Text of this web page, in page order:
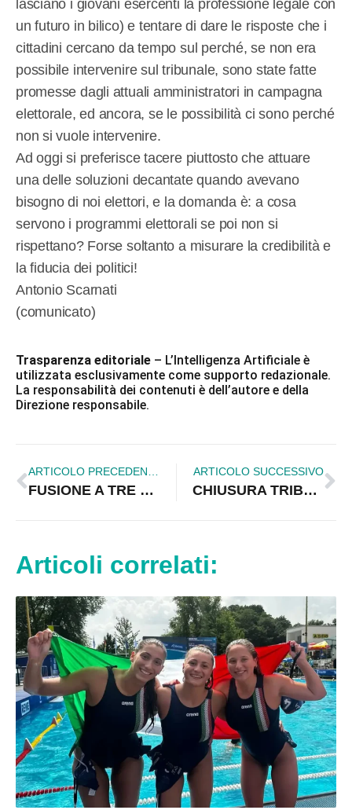
lasciano i giovani esercenti la professione legale con
un futuro in bilico) e tentare di dare le risposte che i
cittadini cercano da tempo sul perché, se non era
possibile intervenire sul tribunale, sono state fatte
promesse dagli attuali amministratori in campagna
elettorale, ed ancora, se le possibilità ci sono perché
non si vuole intervenire.
Ad oggi si preferisce tacere piuttosto che attuare
una delle soluzioni decantate quando avevano
bisogno di noi elettori, e la domanda è: a cosa
servono i programmi elettorali se poi non si
rispettano? Forse soltanto a misurare la credibilità e
la fiducia dei politici!
Antonio Scarnati
(comunicato)
Trasparenza editoriale – L’Intelligenza Artificiale è
utilizzata esclusivamente come supporto redazionale.
La responsabilità dei contenuti è dell’autore e della
Direzione responsabile.
ARTICOLO PRECEDENTE
FUSIONE A TRE TESTE: LA PROPOSTA GIOIELLO-SOMMARIO
ARTICOLO SUCCESSIVO
CHIUSURA TRIBUNALE: L'URLO DEI GIOVANI AVVOCATI
Articoli correlati: